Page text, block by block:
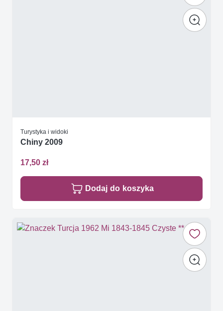
Turystyka i widoki
Chiny 2009
17,50 zł
Dodaj do koszyka